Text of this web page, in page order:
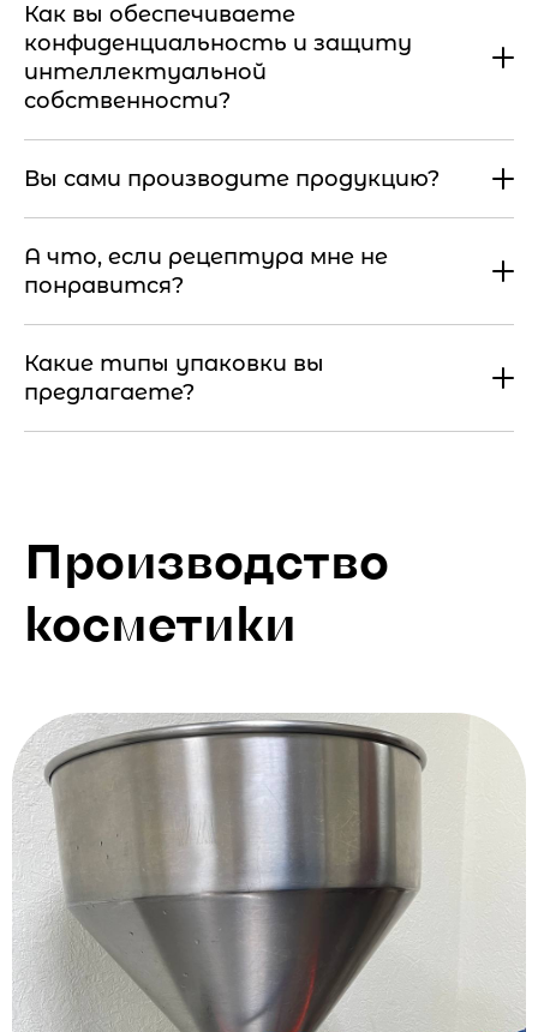
Как вы обеспечиваете
конфиденциальность и защиту
интеллектуальной
собственности?
Вы сами производите продукцию?
А что, если рецептура мне не
понравится?
Какие типы упаковки вы
предлагаете?
Производство
косметики